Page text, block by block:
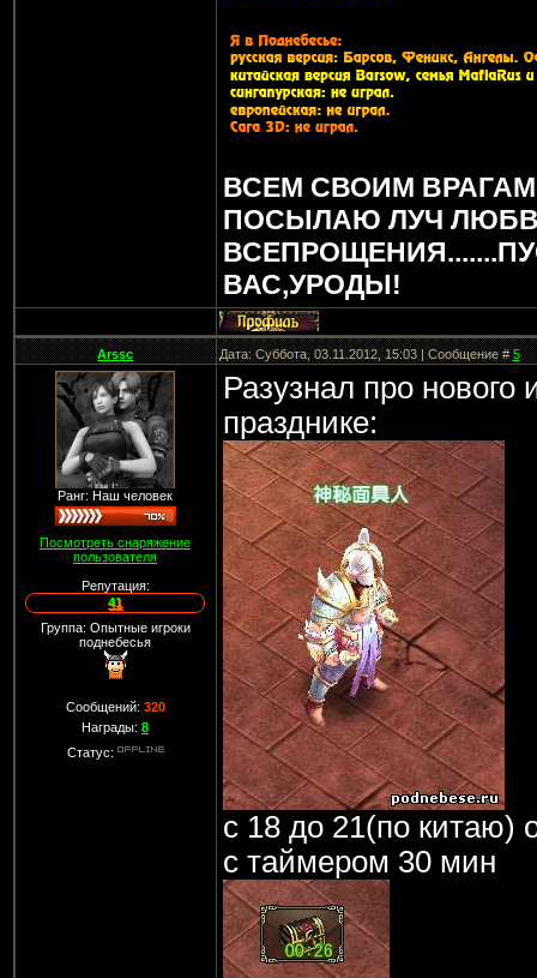
ВСЕМ СВОИМ
ПОСЫЛАЮ ЛУЧ
ВАС,УРОДЫ!
Arssc Дата: Суббота, 03.11.2012, 15:03 | Сообщение #5
Ранг: Наш человек
Посмотреть снаряжение
пользователя
Репутация:
41
Группа: Опытные игроки
поднебесья
Сообщений: 320
Награды: 8
Статус:
Разузнал про нового
празднике:
с 18 до 21(по китаю)
с таймером 30 мин